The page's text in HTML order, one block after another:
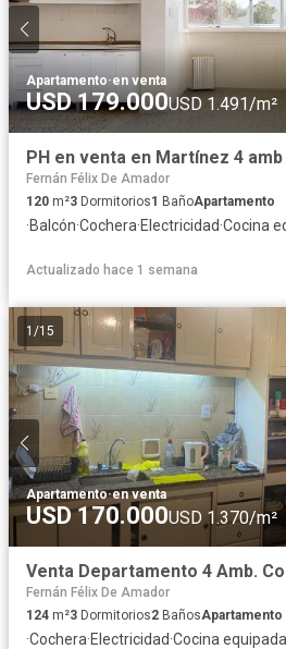
Apartamento·en venta
USD 179.000USD 1.491/m²
PH en venta en Martínez 4
Fernán Félix De Amador
120 m²3 Dormitorios1 BañoApartamento
·Balcón·Cochera·Electricidad·Cocina
Actualizado hace 1 semana
1 /15
Apartamento·en venta
USD 170.000USD 1.370/m²
Fernán Félix De Amador
124 m²3 Dormitorios2 BañosApartamento
·Cochera·Electricidad·Cocina equipada